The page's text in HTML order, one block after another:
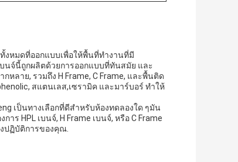
ทั้งหมดที่ออกแบบเพื่อให้พื้นที่ทํางานที่มี
นจ์นี้ถูกผลิตด้วยการออกแบบที่ทันสมัย และ
ลาย, รวมถึง H Frame, C Frame, และพื้นติด
สแตนเลส,เซรามิค และมาร์บอร์ ทําให้
เป็นทางเลือกที่ดีสําหรับห้องทดลองใด ๆมัน
HPL เบนจ์, H Frame เบนจ์, หรือ C Frame
ปฏิบัติการของคุณ.